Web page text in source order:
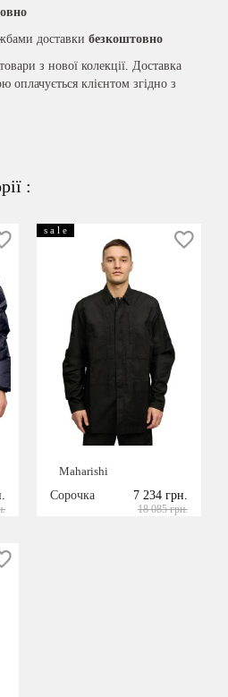
доставки безкоштовно
з нової колекції. Доставка
оплачується клієнтом згідно з
:
s a l e
Maharishi
Сорочка
7 234 грн.
18 085 грн.